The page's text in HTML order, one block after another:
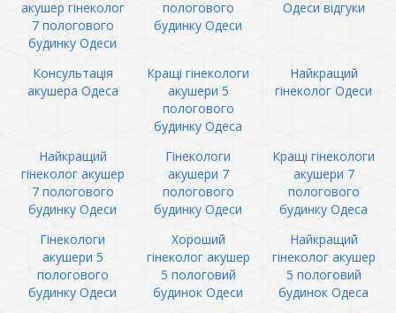
акушер гінеколог
7 пологового
будинку Одеси
пологового
будинку Одеси
Одеси відгуки
Консультація
акушера Одеса
Кращі гінекологи
акушери 5
пологового
будинку Одеса
Найкращий
гінеколог Одеси
Найкращий
гінеколог акушер
7 пологового
будинку Одеси
Гінекологи
акушери 7
пологового
будинку Одеси
Кращі гінекологи
акушери 7
пологового
будинку Одеса
Гінекологи
акушери 5
пологового
будинку Одеси
Хороший
гінеколог акушер
5 пологовий
будинок Одеси
Найкращий
гінеколог акушер
5 пологовий
будинок Одеса